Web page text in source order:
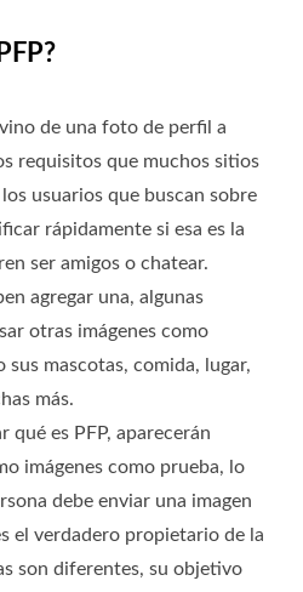
de una foto de perfil a
requisitos que muchos sitios
usuarios que buscan sobre
rápidamente si esa es la
ser amigos o chatear.
agregar una, algunas
otras imágenes como
sus mascotas, comida, lugar,
más.
qué es PFP, aparecerán
imágenes como prueba, lo
debe enviar una imagen
el verdadero propietario de la
son diferentes, su objetivo